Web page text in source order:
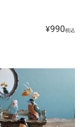
¥990税込